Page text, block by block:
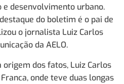
desenvolvimento urbano.
do boletim é o pai de
o jornalista Luiz Carlos
da AELO.
dos fatos, Luiz Carlos
onde teve duas longas